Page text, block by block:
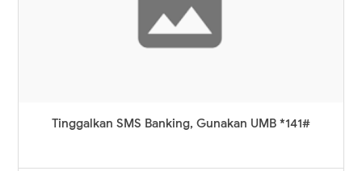
Tinggalkan SMS Banking, Gunakan UMB *141#